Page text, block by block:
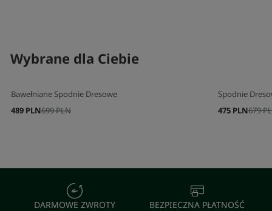
Wybrane dla Ciebie
Bawełniane Spodnie Dresowe
699 PLN
489 PLN
Spodnie
679
475 PLN
DARMOWE ZWROTY BEZPIECZNA PŁATNOŚĆ